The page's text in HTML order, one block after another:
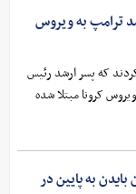
ترامپ به ویروس
که پسر ارشد رئیس
کرونا مبتلا شده
به پایین در